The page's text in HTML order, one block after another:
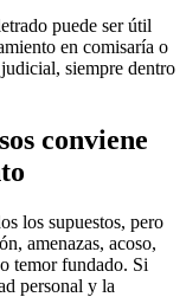
puede ser útil
en comisaría o
siempre dentro
conviene
los supuestos, pero
amenazas, acoso,
temor fundado. Si
personal y la